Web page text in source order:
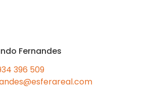
Fernandes
396 509